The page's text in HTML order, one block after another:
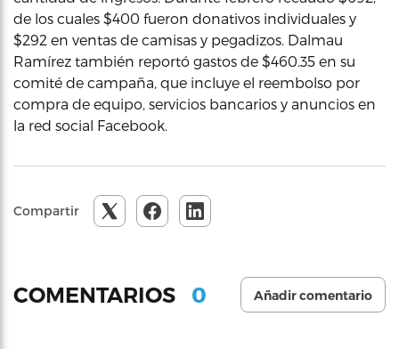
de los cuales $400 fueron donativos individuales y
$292 en ventas de camisas y pegadizos. Dalmau
Ramírez también reportó gastos de $460.35 en su
comité de campaña, que incluye el reembolso por
compra de equipo, servicios bancarios y anuncios en
la red social Facebook.
Compartir
COMENTARIOS 0 Añadir comentario